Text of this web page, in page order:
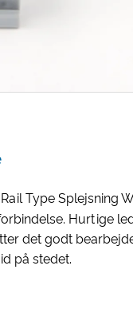
Type Splejsning
Hurtige
det godt
på stedet.